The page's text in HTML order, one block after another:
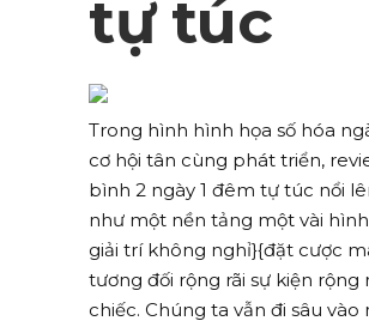
tự túc
Trong hình hình họa số hóa
cơ hội tân cùng phát triển,
bình 2 ngày 1 đêm tự túc nổi
như một nền tảng một vài
giải trí không nghỉ}{đặt cược
tương đối rộng rãi sự kiện rộng
chiếc. Chúng ta vẫn đi sâu vào